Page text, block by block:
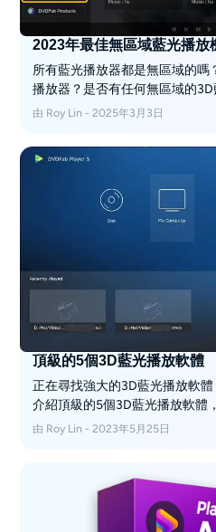
2023年最佳無區域藍光播放
所有藍光播放器都是無區域的
播放器？是否有任何無區域的
一個最好的無區域藍光播放器的
放器。
由 Roy Lin - 2025年3月3日
頂級的5個3D藍光播放軟體
正在尋找強大的3D藍光播放軟
介紹頂級的5個3D藍光播放軟體
體一定會給您帶來不同凡響的觀
由 Roy Lin - 2023年5月25日